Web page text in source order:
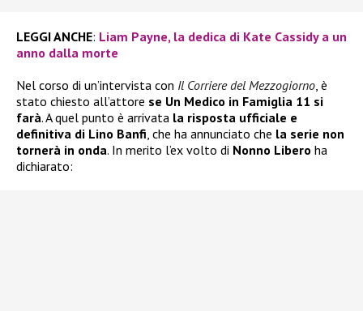
LEGGI ANCHE: Liam Payne, la dedica di Kate Cassidy a un
anno dalla morte
Nel corso di un’intervista con Il Corriere del Mezzogiorno , è
stato chiesto all’attore se Un Medico in Famiglia 11 si
farà. A quel punto è arrivata la risposta ufficiale e
definitiva di Lino Banfi , che ha annunciato che la serie non
tornerà in onda. In merito l’ex volto di Nonno Libero ha
dichiarato: